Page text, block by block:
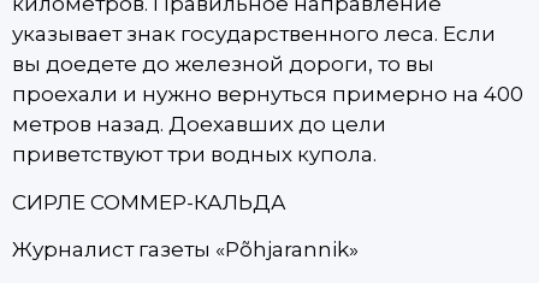
указывает знак государственного леса. Если
вы доедете до железной дороги, то вы
проехали и нужно вернуться примерно на 400
метров назад. Доехавших до цели
приветствуют три водных купола.
СИРЛЕ СОММЕР-КАЛЬДА
Журналист газеты «Põhjarannik»